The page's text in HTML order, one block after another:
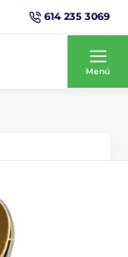
614 235 3069
Menú